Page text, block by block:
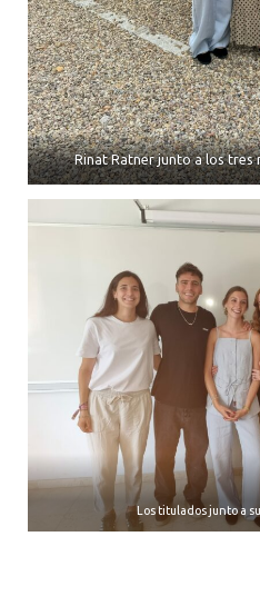
Rinat Ratner junto a los tres
Los titulados junto a